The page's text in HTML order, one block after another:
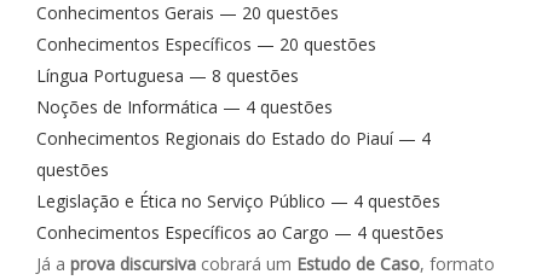
Conhecimentos Gerais — 20 questões
Conhecimentos Específicos — 20 questões
Língua Portuguesa — 8 questões
Noções de Informática — 4 questões
Conhecimentos Regionais do Estado do Piauí — 4
questões
Legislação e Ética no Serviço Público — 4 questões
Conhecimentos Específicos ao Cargo — 4 questões
Já a prova discursiva cobrará um Estudo de Caso, formato